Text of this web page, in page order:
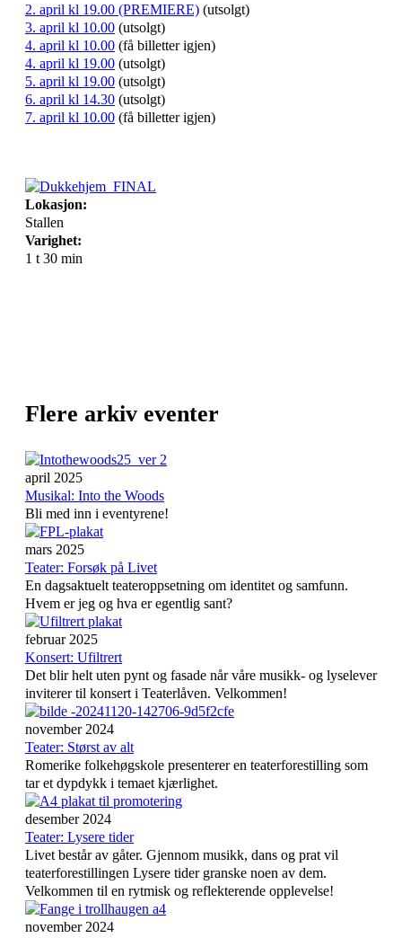
2. april kl 19.00 (PREMIERE) (utsolgt)
3. april kl 10.00 (utsolgt)
4. april kl 10.00 (få billetter igjen)
4. april kl 19.00 (utsolgt)
5. april kl 19.00 (utsolgt)
6. april kl 14.30 (utsolgt)
7. april kl 10.00 (få billetter igjen)
Lokasjon:
Stallen
Varighet:
1 t 30 min
Flere arkiv eventer
april 2025
Musikal: Into the Woods
Bli med inn i eventyrene!
mars 2025
Teater: Forsøk på Livet
En dagsaktuelt teateroppsetning om identitet og samfunn.
Hvem er jeg og hva er egentlig sant?
februar 2025
Konsert: Ufiltrert
Det blir helt uten pynt og fasade når våre musikk- og lyselever
inviterer til konsert i Teaterlåven. Velkommen!
november 2024
Teater: Størst av alt
Romerike folkehøgskole presenterer en teaterforestilling som
tar et dypdykk i temaet kjærlighet.
desember 2024
Teater: Lysere tider
Livet består av gåter. Gjennom musikk, dans og prat vil
teaterforestillingen Lysere tider granske noen av dem.
Velkommen til en rytmisk og reflekterende opplevelse!
november 2024